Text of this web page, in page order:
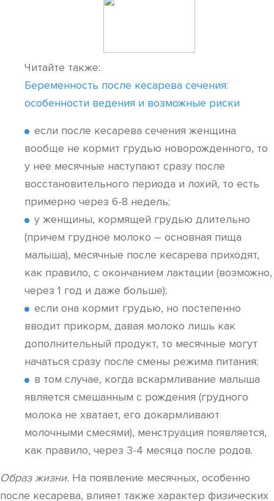
Читайте также:
Беременность после кесарева сечения:
особенности ведения и возможные риски
если после кесарева сечения женщина
вообще не кормит грудью новорожденного, то
у нее месячные наступают сразу после
восстановительного периода и лохий, то есть
примерно через 6-8 недель;
у женщины, кормящей грудью длительно
(причем грудное молоко – основная пища
малыша), месячные после кесарева приходят,
как правило, с окончанием лактации (возможно,
через 1 год и даже больше);
если она кормит грудью, но постепенно
вводит прикорм, давая молоко лишь как
дополнительный продукт, то месячные могут
начаться сразу после смены режима питания;
в том случае, когда вскармливание малыша
является смешанным с рождения (грудного
молока не хватает, его докармливают
молочными смесями), менструация появляется,
как правило, через 3-4 месяца после родов.
Образ жизни. На появление месячных, особенно
после кесарева, влияет также характер физических